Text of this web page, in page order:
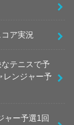
ア実況
テニスで予
レンジャー予
ャー予選1回